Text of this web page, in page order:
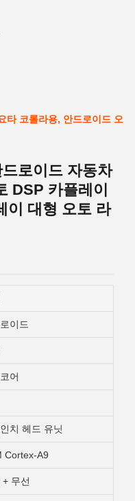
타 코롤라용, 안드로이드 오
로이드 자동차
DSP 카플레이
이 대형 오토 라
이드
어
치 헤드 유닛
Cortex-A9
+ 무선